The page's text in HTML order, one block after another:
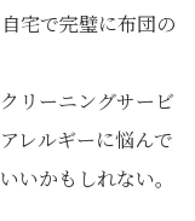
宅で完璧に布団の
リーニングサービ
レルギーに悩んで
いかもしれない。